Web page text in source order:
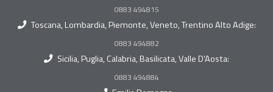
0883 494815
Toscana, Lombardia, Piemonte, Veneto, Trentino Alto Adige:
0883 494882
Sicilia, Puglia, Calabria, Basilicata, Valle D'Aosta:
0883 494884